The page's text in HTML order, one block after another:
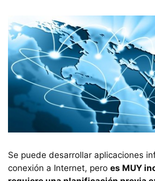
Se puede desarrollar aplicaciones
conexión a Internet, pero es MUY